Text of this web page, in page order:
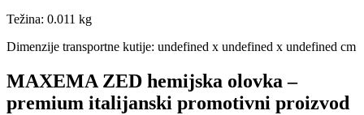
Težina: 0.011 kg
Dimenzije transportne kutije: undefined x undefined x undefined cm
MAXEMA ZED hemijska olovka –
premium italijanski promotivni proizvod